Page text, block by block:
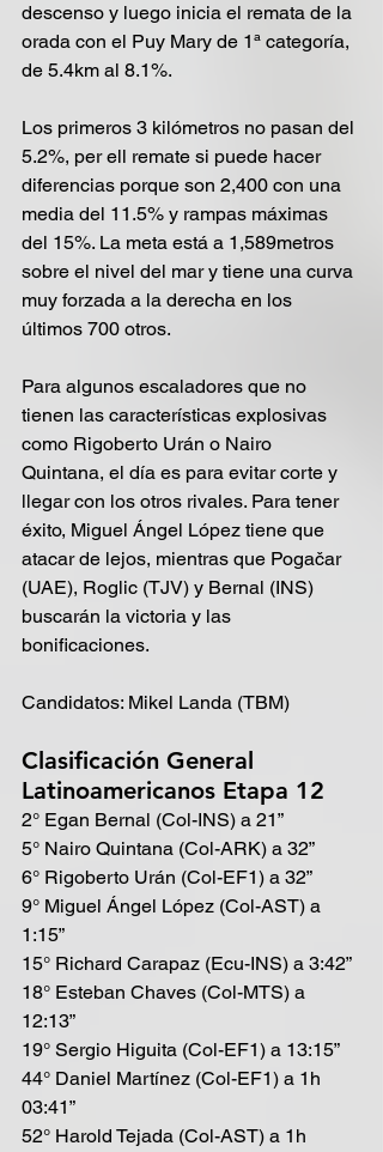
descenso y luego inicia el remata de la
orada con el Puy Mary de 1ª categoría,
de 5.4km al 8.1%.
Los primeros 3 kilómetros no pasan del
5.2%, per ell remate si puede hacer
diferencias porque son 2,400 con una
media del 11.5% y rampas máximas
del 15%. La meta está a 1,589metros
sobre el nivel del mar y tiene una curva
muy forzada a la derecha en los
últimos 700 otros.
Para algunos escaladores que no
tienen las características explosivas
como Rigoberto Urán o Nairo
Quintana, el día es para evitar corte y
llegar con los otros rivales. Para tener
éxito, Miguel Ángel López tiene que
atacar de lejos, mientras que Pogačar
(UAE), Roglic (TJV) y Bernal (INS)
buscarán la victoria y las
bonificaciones.
Candidatos: Mikel Landa (TBM)
Clasificación General
Latinoamericanos Etapa 12
2° Egan Bernal (Col-INS) a 21”
5° Nairo Quintana (Col-ARK) a 32”
6° Rigoberto Urán (Col-EF1) a 32”
9° Miguel Ángel López (Col-AST) a
1:15”
15° Richard Carapaz (Ecu-INS) a 3:42”
18° Esteban Chaves (Col-MTS) a
12:13”
19° Sergio Higuita (Col-EF1) a 13:15”
44° Daniel Martínez (Col-EF1) a 1h
03:41”
52° Harold Tejada (Col-AST) a 1h